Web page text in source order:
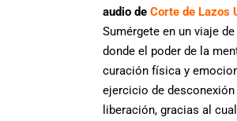
audio deCorte de Lazos
Sumérgete en un viaje
donde el poder de la
curación física y
ejercicio de
liberación, gracias al